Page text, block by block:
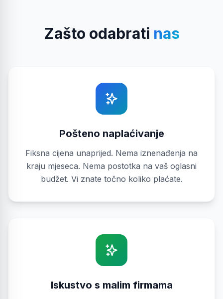
Zašto odabrati nas
Pošteno naplaćivanje
Fiksna cijena unaprijed. Nema iznenađenja na
kraju mjeseca. Nema postotka na vaš oglasni
budžet. Vi znate točno koliko plaćate.
Iskustvo s malim firmama